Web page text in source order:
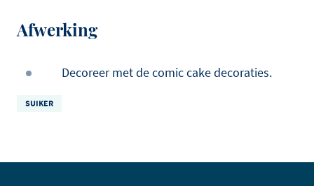
Afwerking
Decoreer met de comic cake decoraties.
SUIKER